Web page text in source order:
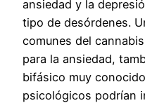
ansiedad y la
tipo de desórdenes.
comunes del
para la ansiedad,
bifásico muy
psicológicos podrían